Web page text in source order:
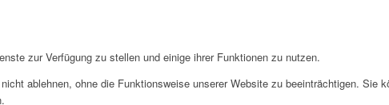
zur Verfügung zu stellen und einige ihrer Funktionen zu nutzen.
ablehnen, ohne die Funktionsweise unserer Website zu beeinträchtigen. Sie